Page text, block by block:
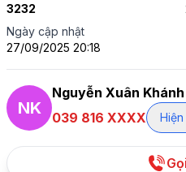
3232
Ngày cập nhật
27/09/2025 20:18
NK
Nguyễn Xuân Khánh
039 816 XXXX